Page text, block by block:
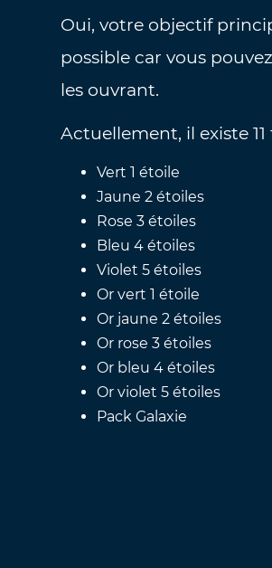
Oui, votre objectif
possible car vous
les ouvrant.
Actuellement, il existe
Vert 1 étoile
Jaune 2 étoiles
Rose 3 étoiles
Bleu 4 étoiles
Violet 5 étoiles
Or vert 1 étoile
Or jaune 2 étoiles
Or rose 3 étoiles
Or bleu 4 étoiles
Or violet 5 étoiles
Pack Galaxie